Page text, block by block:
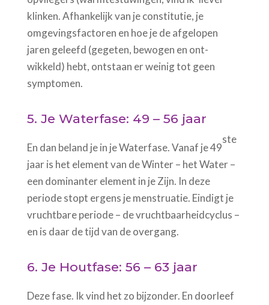
klinken. Afhankelijk van je constitutie, je
omgevingsfactoren en hoe je de afgelopen
jaren geleefd (gegeten, bewogen en ont-
wikkeld) hebt, ontstaan er weinig tot geen
symptomen.
5. Je Waterfase: 49 – 56 jaar
En dan beland je in je Waterfase. Vanaf je 49
ste
jaar is het element van de Winter – het Water –
een dominanter element in je Zijn. In deze
periode stopt ergens je menstruatie. Eindigt je
vruchtbare periode – de vruchtbaarheidcyclus –
en is daar de tijd van de overgang.
6. Je Houtfase: 56 – 63 jaar
Deze fase. Ik vind het zo bijzonder. En doorleef